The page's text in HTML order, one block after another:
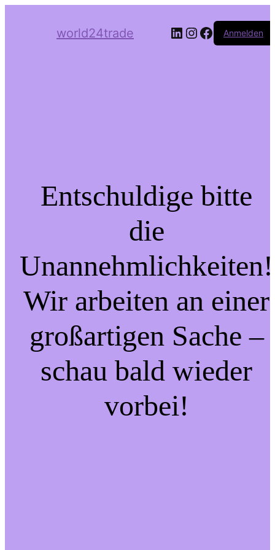
world24trade LinkedIn
Instagram
Facebook
Anmelden
Entschuldige bitte
die
Unannehmlichkeiten!
Wir arbeiten an einer
großartigen Sache –
schau bald wieder
vorbei!